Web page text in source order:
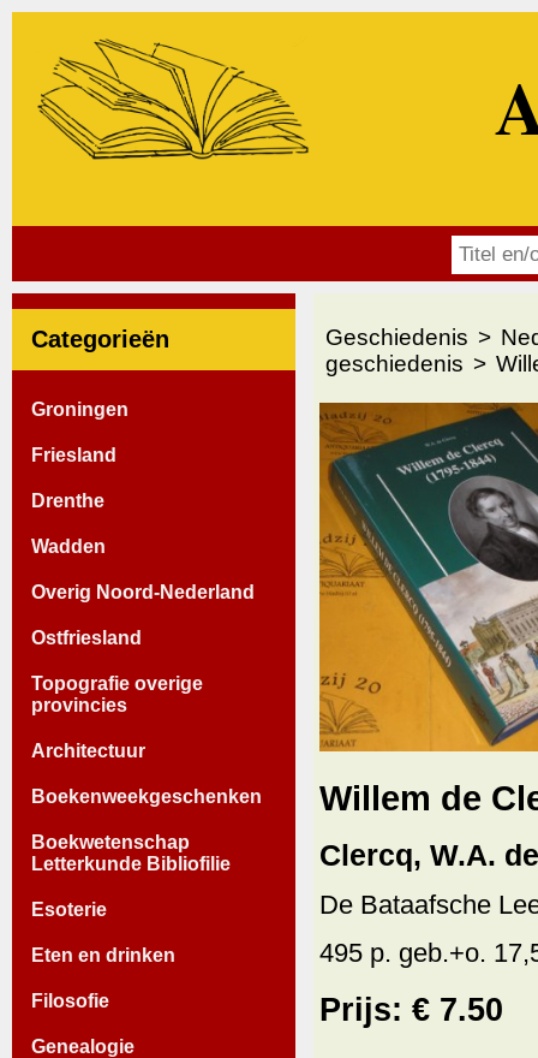
Categorieën
Groningen
Friesland
Drenthe
Wadden
Overig Noord-Nederland
Ostfriesland
Topografie overige
provincies
Architectuur
Boekenweekgeschenken
Boekwetenschap
Letterkunde Bibliofilie
Esoterie
Eten en drinken
Filosofie
Genealogie
Geschiedenis
geschiedenis
Willem de
Clercq, W.A.
De Bataafsche
495 p. geb.+o.
Prijs: € 7.50